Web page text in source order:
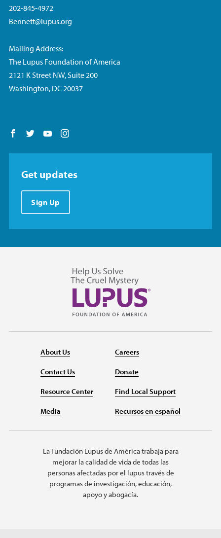
202-845-4972
Bennett@lupus.org
Mailing Address:
The Lupus Foundation of America
2121 K Street NW, Suite 200
Washington, DC 20037
Follow us on Facebook
Follow us on Twitter
Follow us on YouTube
Get updates
Sign Up
About Us
Contact Us
Resource Center
Media
Careers
Donate
Find Local Support
Recursos en español
La Fundación Lupus de América trabaja para
mejorar la calidad de vida de todas las
personas afectadas por el lupus través de
programas de investigación, educación,
apoyo y abogacía.